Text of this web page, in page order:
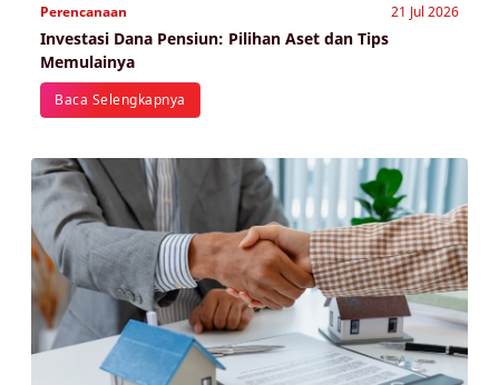
Perencanaan 21 Jul 2026
Investasi Dana Pensiun: Pilihan Aset dan Tips
Memulainya
Baca Selengkapnya